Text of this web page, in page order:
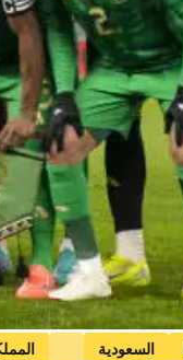
السعودية